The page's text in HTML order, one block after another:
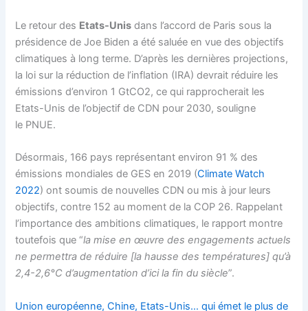
Le retour des Etats-Unis dans l’accord de Paris sous la
présidence de Joe Biden a été saluée en vue des objectifs
climatiques à long terme. D’après les dernières projections,
la loi sur la réduction de l’inflation (IRA) devrait réduire les
émissions d’environ 1 GtCO2, ce qui rapprocherait les
Etats-Unis de l’objectif de CDN pour 2030, souligne
le PNUE.
Désormais, 166 pays représentant environ 91 % des
émissions mondiales de GES en 2019 (Climate Watch
2022) ont soumis de nouvelles CDN ou mis à jour leurs
objectifs, contre 152 au moment de la COP 26. Rappelant
l’importance des ambitions climatiques, le rapport montre
toutefois que “la mise en œuvre des engagements actuels
ne permettra de réduire [la hausse des températures] qu’à
2,4-2,6°C d’augmentation d’ici la fin du siècle”.
Union européenne, Chine, Etats-Unis… qui émet le plus de